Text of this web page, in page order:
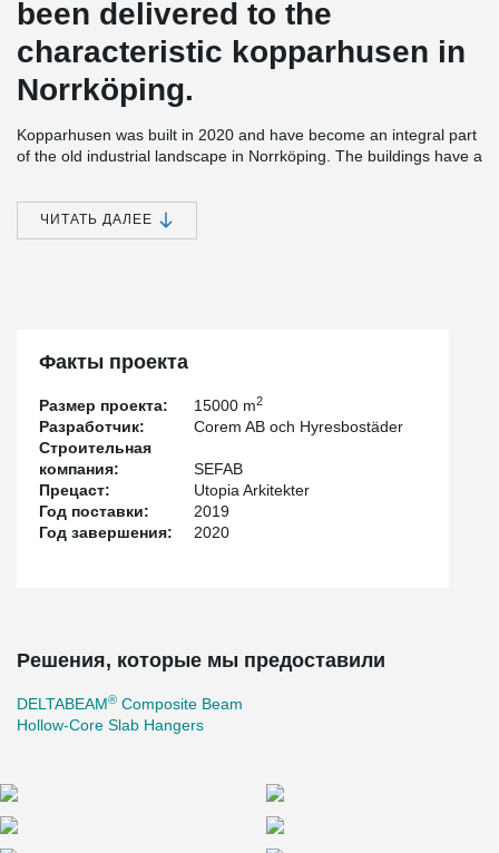
been delivered to the
characteristic kopparhusen in
Norrköping.
Kopparhusen was built in 2020 and have become an integral part
of the old industrial landscape in Norrköping. The buildings have a
The courtyard facades have light-colored brick that harmonizes
stylishly with the distinctive and architecturally patterned copper
houses. The block consists of garages, student and employee
ЧИТАТЬ ДАЛЕЕ
Факты проекта
Размер проекта: 15000 m2
Разработчик:
Corem AB och Hyresbostäder
Строительная
компания:
SEFAB
Прецаст:
Utopia Arkitekter
Год поставки:
2019
Год завершения:
2020
Решения, которые мы предоставили
DELTABEAM® Composite Beam
Hollow-Core Slab Hangers